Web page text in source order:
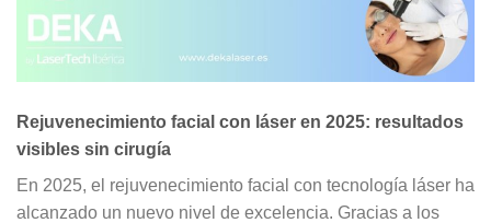
Rejuvenecimiento facial con láser en 2025: resultados
visibles sin cirugía
En 2025, el rejuvenecimiento facial con tecnología láser ha
alcanzado un nuevo nivel de excelencia. Gracias a los